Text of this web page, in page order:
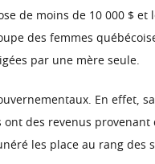
de moins de 10 000 $
des femmes
par une mère seule.
En effet,
des revenus
les place au rang des